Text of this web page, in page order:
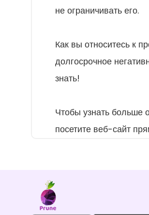
не ограничивать его.
Как вы относитесь к
долгосрочное
знать!
Чтобы узнать больше
посетите веб-сайт